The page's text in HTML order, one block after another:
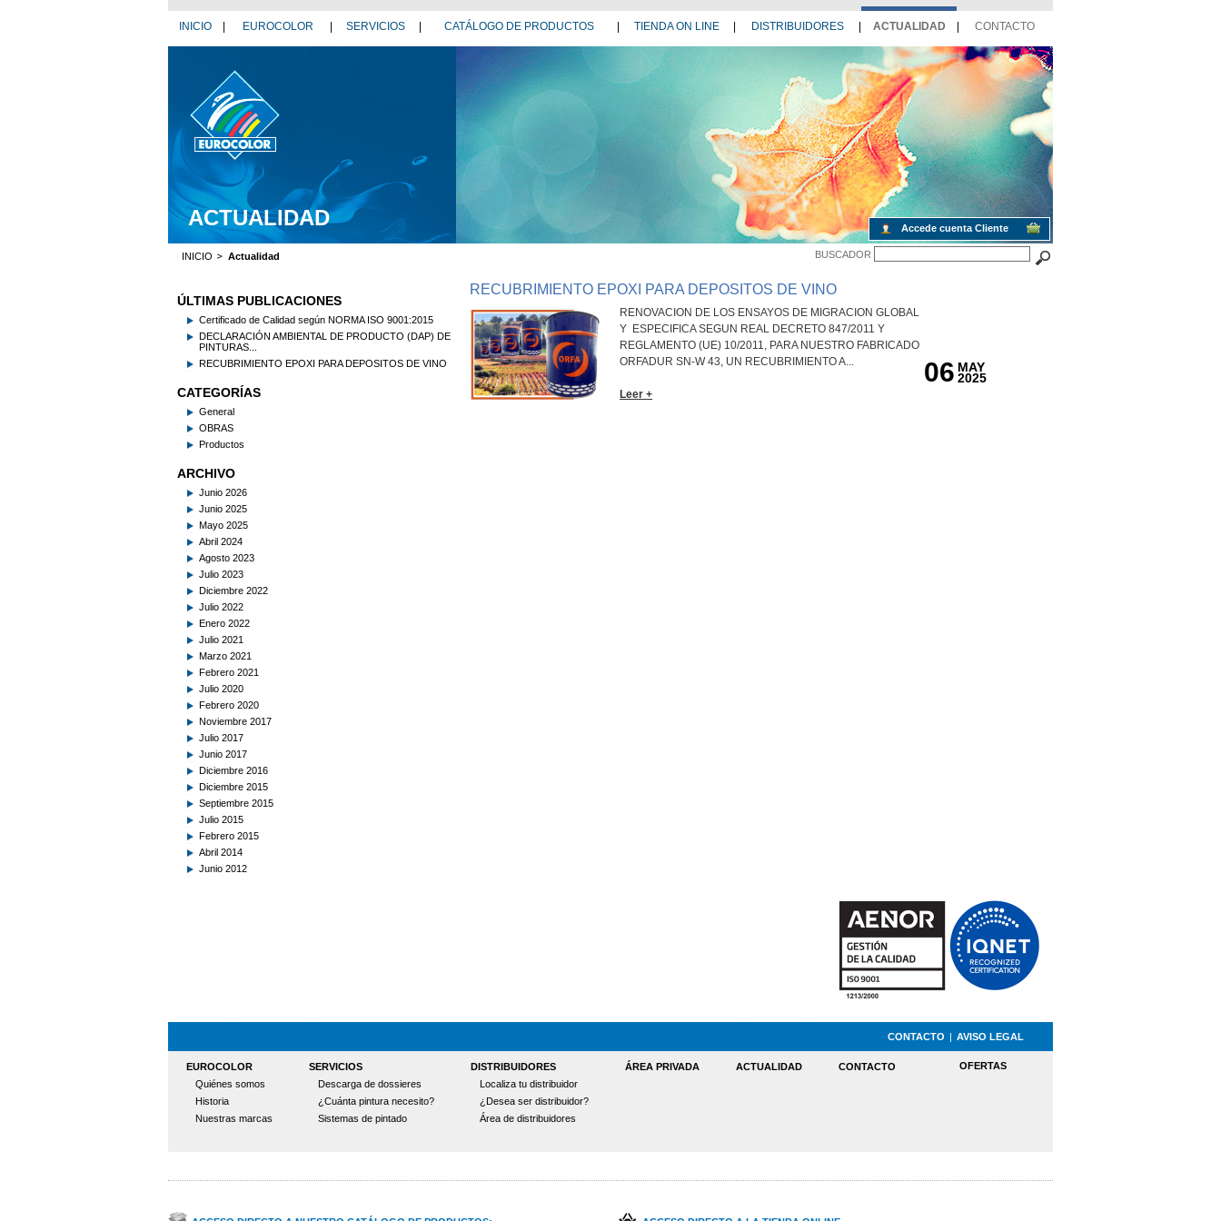
INICIO EUROCOLOR SERVICIOS CATÁLOGO DE PRODUCTOS TIENDA ON LINE DISTRIBUIDORES ACTUALIDAD CONTACTO
ACTUALIDAD Accede cuenta Cliente
INICIO Actualidad BUSCADOR
ÚLTIMAS PUBLICACIONES
Certificado de Calidad según NORMA ISO 9001:2015
DECLARACIÓN AMBIENTAL DE PRODUCTO (DAP) DE
PINTURAS...
RECUBRIMIENTO EPOXI PARA DEPOSITOS DE VINO
CATEGORÍAS
General
OBRAS
Productos
ARCHIVO
Junio 2026
Junio 2025
Mayo 2025
Abril 2024
Agosto 2023
Julio 2023
Diciembre 2022
Julio 2022
Enero 2022
Julio 2021
Marzo 2021
Febrero 2021
Julio 2020
Febrero 2020
Noviembre 2017
Julio 2017
Junio 2017
Diciembre 2016
Diciembre 2015
Septiembre 2015
Julio 2015
Febrero 2015
Abril 2014
Junio 2012
RECUBRIMIENTO EPOXI PARA DEPOSITOS DE VINO
RENOVACION DE LOS ENSAYOS DE MIGRACION GLOBAL
Y ESPECIFICA SEGUN REAL DECRETO 847/2011 Y
REGLAMENTO (UE) 10/2011, PARA NUESTRO FABRICADO
ORFADUR SN-W 43, UN RECUBRIMIENTO A...
Leer +
MAY
2025
06
CONTACTO | AVISO LEGAL
EUROCOLOR
Quiénes somos
Historia
Nuestras marcas
SERVICIOS
Descarga de dossieres
¿Cuánta pintura necesito?
Sistemas de pintado
DISTRIBUIDORES
Localiza tu distribuidor
¿Desea ser distribuidor?
Área de distribuidores
ÁREA PRIVADA ACTUALIDAD CONTACTO OFERTAS